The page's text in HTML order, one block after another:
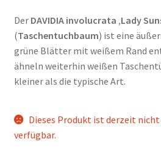
Der DAVIDIA involucrata ‚Lady
(Taschentuchbaum) ist eine
grüne Blätter mit weißem Rand
ähneln weiterhin weißen
kleiner als die typische Art.
Dieses Produkt ist derzeit
verfügbar.